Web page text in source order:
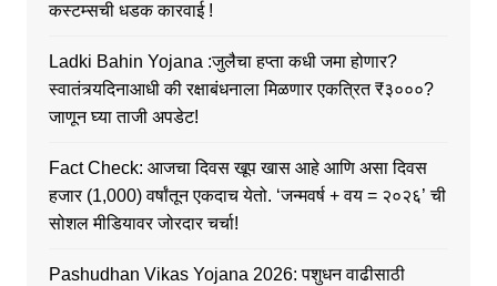
कस्टम्सची धडक कारवाई !
Ladki Bahin Yojana :जुलैचा हप्ता कधी जमा होणार?
स्वातंत्र्यदिनाआधी की रक्षाबंधनाला मिळणार एकत्रित ₹३०००?
जाणून घ्या ताजी अपडेट!
Fact Check: आजचा दिवस खूप खास आहे आणि असा दिवस
हजार (1,000) वर्षांतून एकदाच येतो. ‘जन्मवर्ष + वय = २०२६’ ची
सोशल मीडियावर जोरदार चर्चा!
Pashudhan Vikas Yojana 2026: पशुधन वाढीसाठी